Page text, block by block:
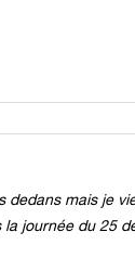
mais je
journée du 25